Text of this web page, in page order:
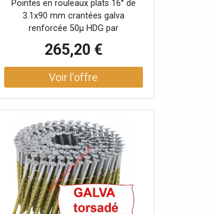
métal X 4500
Pointes en rouleaux plats 16° de
3.1x90 mm crantées galva
renforcée 50µ HDG par
métallique Carton de 4500 clous
265,20 €